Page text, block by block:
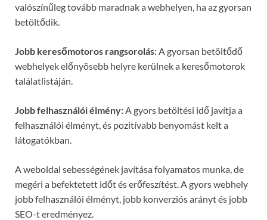
valószínűleg tovább maradnak a webhelyen, ha az gyorsan
betöltődik.
Jobb keresőmotoros rangsorolás: A gyorsan betöltődő
webhelyek előnyösebb helyre kerülnek a keresőmotorok
találatlistáján.
Jobb felhasználói élmény: A gyors betöltési idő javítja a
felhasználói élményt, és pozitívabb benyomást kelt a
látogatókban.
A weboldal sebességének javítása folyamatos munka, de
megéri a befektetett időt és erőfeszítést. A gyors webhely
jobb felhasználói élményt, jobb konverziós arányt és jobb
SEO-t eredményez.